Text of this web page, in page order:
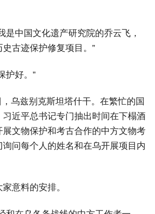
是中国文化遗产研究院的乔云飞，
古迹保护修复项目。”
护好。”
乌兹别克斯坦塔什干。在繁忙的国
近平总书记专门抽出时间在下榻酒
展文物保护和考古合作的中方文物考
问每个人的姓名和在乌开展项目内
意料的安排。